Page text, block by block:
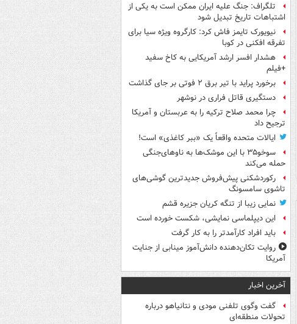
تلگراف: جنگ علیه ایران ممکن است به یکی از
اشتباهات تاریخ تبدیل شود
نیویورک تایمز فاش کرد: کارگروه ویژه سیا برای
تفرقه افکنی در کوبا
هشدار افسر ارشد آمریکایی به کاخ سفید
+فیلم
برخورد پراید با تیر برق ۲ فوتی بر جای گذاشت
دستگیری قاتل فراری در نوشهر
چرا محمد صلاح ترکیه را به عربستان و آمریکا
ترجیح داد
ایالات متحده واقعاً یک «ببر کاغذی» است!
سوخو۳۵ با این موشک‌ها به ناوهای‌جنگی
حمله می‌کند
رکوردشکنی پیش‌فروش جدیدترین گوشی‌های
تاشوی سامسونگ
نمایی زیبا از تنگه کریان جزیره قشم
این دیپلماسی نمایشی، شکست خورده است
باید افراد کارآمدتر را به کار گرفت
روایت تکان‌دهنده دانش‌آموز مینابی از جنایت
آمریکا
آخرین اخبار
گفت وگوی تلفنی مودی و نتانیاهو درباره
تحولات منطقه‌ای